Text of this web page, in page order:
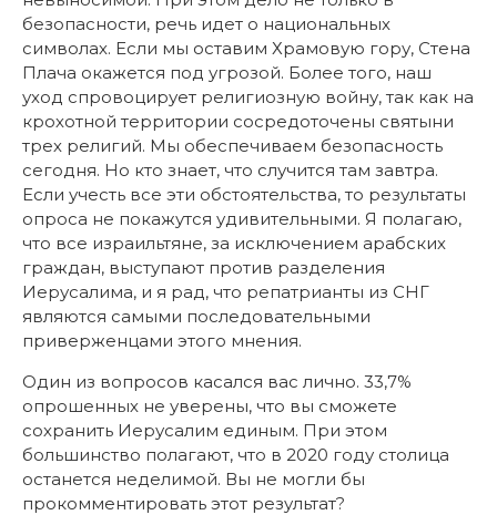
безопасности, речь идет о национальных
символах. Если мы оставим Храмовую гору, Стена
Плача окажется под угрозой. Более того, наш
уход спровоцирует религиозную войну, так как на
крохотной территории сосредоточены святыни
трех религий. Мы обеспечиваем безопасность
сегодня. Но кто знает, что случится там завтра.
Если учесть все эти обстоятельства, то результаты
опроса не покажутся удивительными. Я полагаю,
что все израильтяне, за исключением арабских
граждан, выступают против разделения
Иерусалима, и я рад, что репатрианты из СНГ
являются самыми последовательными
приверженцами этого мнения.
Один из вопросов касался вас лично. 33,7%
опрошенных не уверены, что вы сможете
сохранить Иерусалим единым. При этом
большинство полагают, что в 2020 году столица
останется неделимой. Вы не могли бы
прокомментировать этот результат?